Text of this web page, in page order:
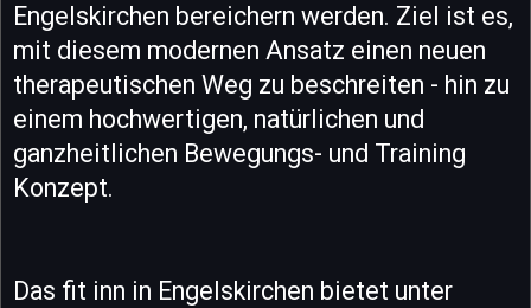
Engelskirchen bereichern werden. Ziel ist es,
mit diesem modernen Ansatz einen neuen
therapeutischen Weg zu beschreiten - hin zu
einem hochwertigen, natürlichen und
ganzheitlichen Bewegungs- und Training
Konzept.
Das fit inn in Engelskirchen bietet unter